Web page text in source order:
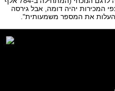
המכירות יהיה דומה, אבל גירסה
את המספר משמעותית".